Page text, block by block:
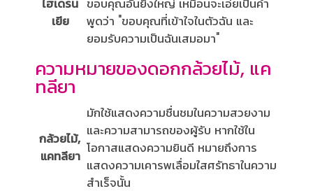
ไฮเดรน
เยีย
ขอบคุณอันยิ่งใหญ่ เหมือนจะเอ่ยเป็นคำ
พูดว่า "ขอบคุณที่เข้าใจในตัวฉัน และ
ยอมรับความเป็นฉันเสมอมา"
ความหมายของดอกกล้วยไม้, แค
ทลียา
กล้วยไม้,
แคทลียา
มักใช้แสดงความชื่นชมในความสวยงาม
และความสามารถของผู้รับ หากใช้ใน
โอกาสแสดงความยินดี หมายถึงการ
แสดงความเคารพเลื่อมใสศรัทธาในความ
สำเร็จนั้น